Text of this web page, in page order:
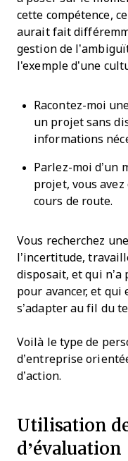
cette compétence,
aurait fait
gestion de
l'exemple d’une
Racontez-moi
un projet sans
informations
Parlez-moi d’un
projet, vous
cours de route.
Vous recherchez
l’incertitude,
disposait, et qui n’a
pour avancer, et
s’adapter au fil du
Voilà le type de
d’entreprise
d’action.
Utilisation
d’évaluation